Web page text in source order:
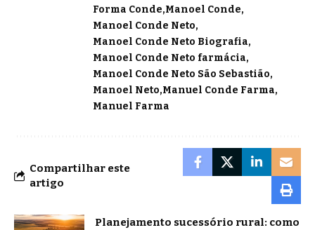
Forma Conde Manoel Conde
Manoel Conde Neto
Manoel Conde Neto Biografia
Manoel Conde Neto farmácia
Manoel Conde Neto São Sebastião
Manoel Neto Manuel Conde Farma
Manuel Farma
Compartilhar este
artigo
Planejamento sucessório rural: como